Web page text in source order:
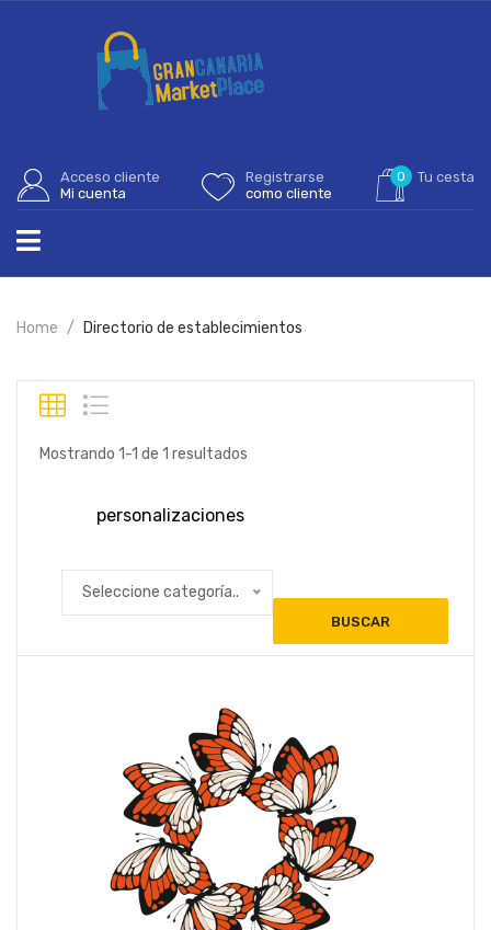
Acceso cliente
Mi cuenta
Registrarse
como cliente
0 Tu cesta
Home Directorio de establecimientos
Mostrando 1-1 de 1 resultados
Seleccione categoría..